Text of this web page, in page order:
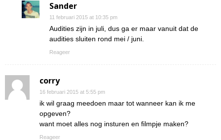
Sander
11 februari 2015 at 10:35 pm
Audities zijn in juli, dus ga er maar vanuit dat de
audities sluiten rond mei / juni.
Reageer
corry
16 februari 2015 at 5:55 pm
ik wil graag meedoen maar tot wanneer kan ik me
opgeven?
want moet alles nog insturen en filmpje maken?
Reageer